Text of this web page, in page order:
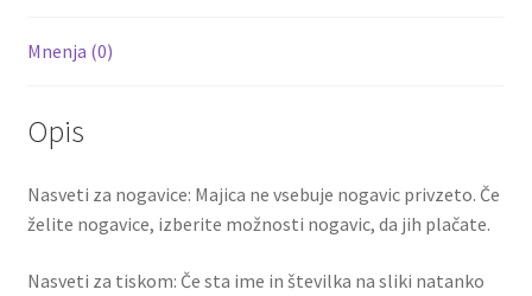
Mnenja (0)
Opis
Nasveti za nogavice: Majica ne vsebuje nogavic privzeto. Če
želite nogavice, izberite možnosti nogavic, da jih plačate.
Nasveti za tiskom: Če sta ime in številka na sliki natanko